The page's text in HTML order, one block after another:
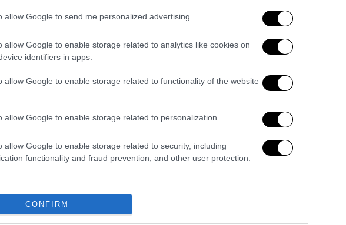
allow Google to send me personalized advertising.
allow Google to enable storage related to analytics like cookies on
identifiers in apps.
allow Google to enable storage related to functionality of the website
allow Google to enable storage related to personalization.
allow Google to enable storage related to security, including
functionality and fraud prevention, and other user protection.
CONFIRM
ετικέτας που είναι εκτός
φθηνότερα από ότι αυτά που είναι μέσα
OPEN, o πρόεδρος της Ένωσης
- Ράλι τιμών στα ράφια
το «καλάθι του νοικοκυριού»
ενώ
στους 10 δεν πιστεύουν ότι το καλάθι
τα στοιχεία τηςEurostatδείχνουν
τροφίμων μπορεί να είναι χαμηλότερος